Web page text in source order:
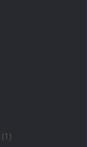
(1)